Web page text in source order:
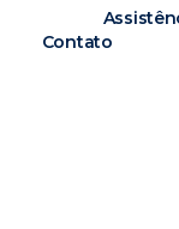
Contato